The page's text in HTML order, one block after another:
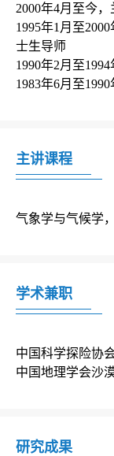
2000年4月至今
1995年1月至
士生导师
1990年2月至
主讲课程
气象学与气候学
学术兼职
中国科学探险协
中国地理学会沙
研究成果